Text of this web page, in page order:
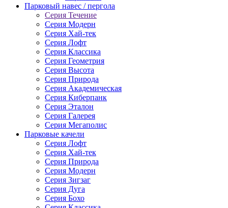
Парковый навес / пергола
Серия Течение
Серия Модерн
Серия Хай-тек
Серия Лофт
Серия Классика
Серия Геометрия
Серия Высота
Серия Природа
Серия Академическая
Серия Киберпанк
Серия Эталон
Серия Галерея
Серия Мегаполис
Парковые качели
Серия Лофт
Серия Хай-тек
Серия Природа
Серия Модерн
Серия Зигзаг
Серия Дуга
Серия Бохо